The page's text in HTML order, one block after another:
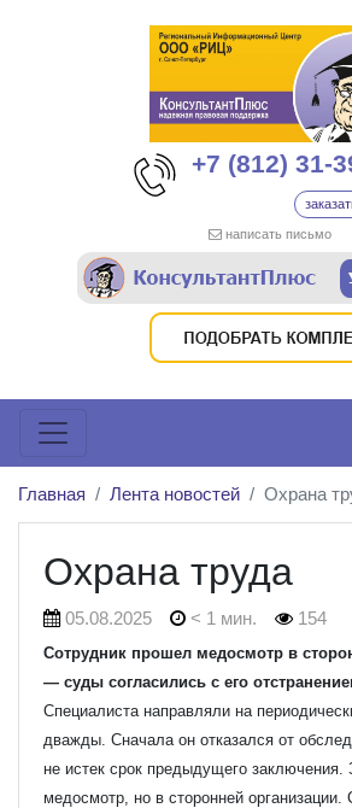
+7 (812) 31-
написать письмо
Главная Лента новостей Охрана
Охрана труда
05.08.2025 < 1 мин. 154
Сотрудник прошел медосмотр в
— суды согласились с его
Специалиста направляли на
дважды. Сначала он отказался от
не истек срок предыдущего заключения.
медосмотр, но в сторонней организации.